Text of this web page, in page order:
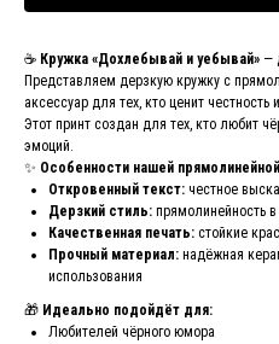
☕ Кружка «Дохлебывай и уебывай» —
Представляем дерзкую кружку с
аксессуар для тех, кто ценит честность
Этот принт создан для тех, кто любит
эмоций.
✨ Особенности нашей
Откровенный текст: честное
Дерзкий стиль: прямолинейность
Качественная печать: стойкие
Прочный материал: надёжная
использования
🎁 Идеально подойдёт для:
Любителей чёрного юмора